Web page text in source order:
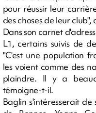
pour réussir leur
des choses de leur
Dans son carnet
L1, certains suivis de
"C'est une population
les voient comme des
plaindre. Il y a
témoigne-t-il.
Baglin s'intéresserait